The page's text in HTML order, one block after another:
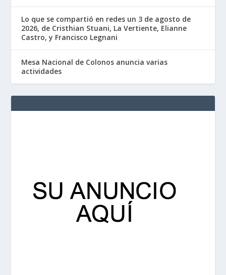
Lo que se compartió en redes un 3 de agosto de
2026, de Cristhian Stuani, La Vertiente, Elianne
Castro, y Francisco Legnani
Mesa Nacional de Colonos anuncia varias
actividades